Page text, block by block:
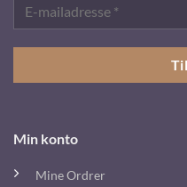
Min konto
Mine Ordrer